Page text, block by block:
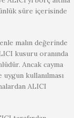
süre içerisinde
malın değerinde
kusuru oranında
Ancak cayma
kullanılması
ALICI